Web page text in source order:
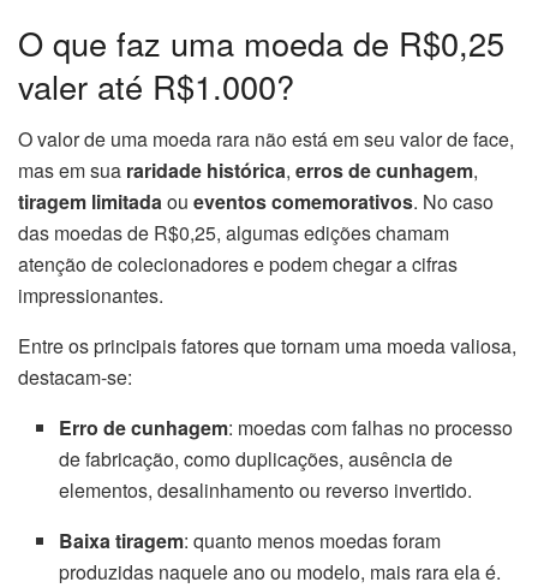
O que faz uma moeda de R$0,25
valer até R$1.000?
O valor de uma moeda rara não está em seu valor de face,
mas em sua raridade histórica, erros de cunhagem,
tiragem limitadaou eventos comemorativos. No caso
das moedas de R$0,25, algumas edições chamam
atenção de colecionadores e podem chegar a cifras
impressionantes.
Entre os principais fatores que tornam uma moeda valiosa,
destacam-se:
Erro de cunhagem: moedas com falhas no processo
de fabricação, como duplicações, ausência de
elementos, desalinhamento ou reverso invertido.
Baixa tiragem: quanto menos moedas foram
produzidas naquele ano ou modelo, mais rara ela é.